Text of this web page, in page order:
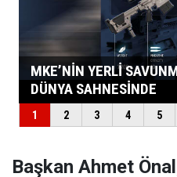
Başkan Ahmet